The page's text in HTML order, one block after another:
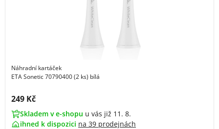
Náhradní kartáček
ETA Sonetic 70790400 (2 ks) bílá
Cena s DPH:
249 Kč
Skladem v e-shopu u vás již 11. 8.
ihned k dispozici na 39 prodejnách